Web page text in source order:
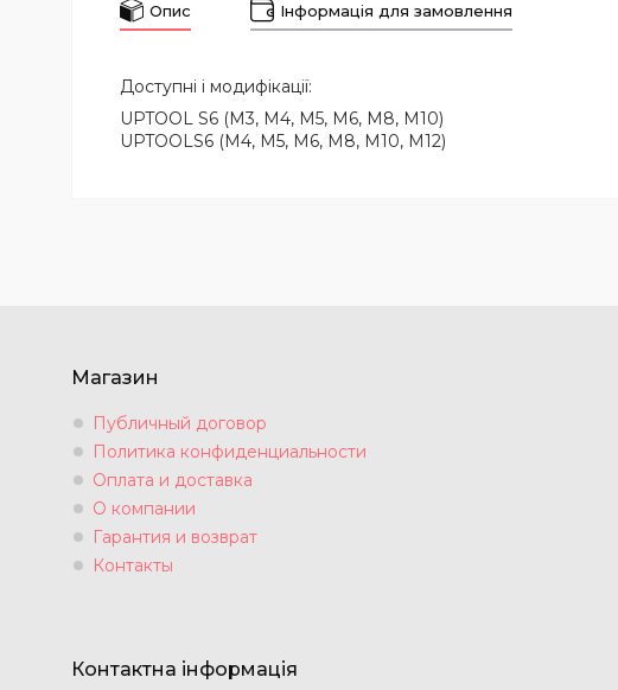
Опис Інформація для замовлення
Доступні і модифікації:
UPTOOL S6 (M3, M4, M5, M6, M8, M10)
UPTOOLS6 (M4, M5, M6, M8, M10, M12)
Магазин
Публичный договор
Политика конфиденциальности
Оплата и доставка
О компании
Гарантия и возврат
Контакты